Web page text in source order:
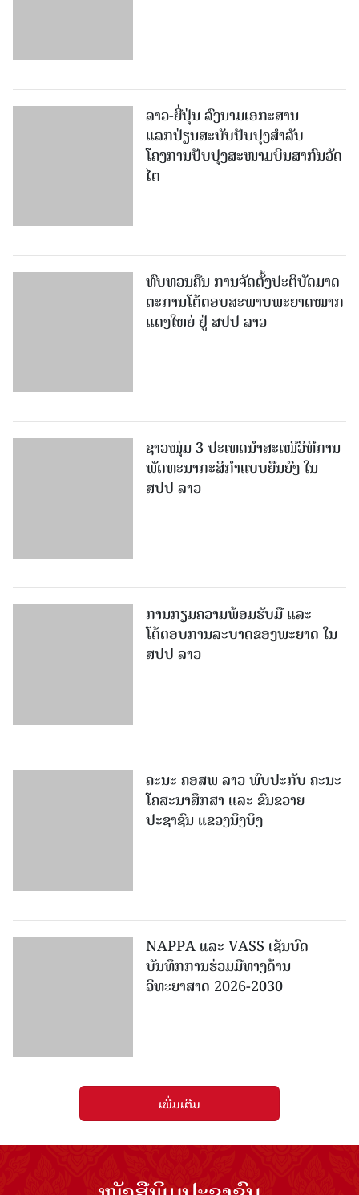
ລາວ-ຍີ່ປຸ່ນ ລົງນາມເອກະສານ
ແລກປ່ຽນສະບັບປັບປຸງສໍາລັບ
ໂຄງການປັບປຸງສະໜາມບິນສາກົນວັດ
ໄຕ
ທົບທວນຄືນ ການຈັດຕັ້ງປະຕິບັດມາດ
ຕະການໂຕ້ຕອບສະພາບພະຍາດໝາກ
ແດງໃຫຍ່ ຢູ່ ສປປ ລາວ
ພັດທະນາກະສິກຳແບບຍືນຍົງ ໃນ
ສປປ ລາວ
ໂຕ້ຕອບການລະບາດຂອງພະຍາດ ໃນ
ສປປ ລາວ
ໂຄສະນາສຶກສາ ແລະ ຂົນຂວາຍ
ປະຊາຊົນ ແຂວງນິງບິງ
ບັນທຶກການຮ່ວມມືທາງດ້ານ
ວິທະຍາສາດ 2026-2030
ໜັງສືພິມປະຊາຊົນ